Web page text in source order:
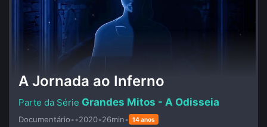
A Jornada ao Inferno
Grandes Mitos - A Odisseia
Documentário••2020•26min• 14 anos